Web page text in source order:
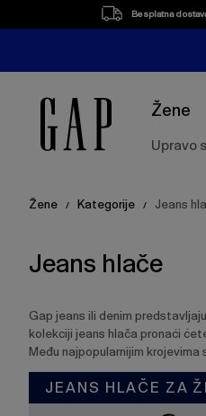
Besplatna
Žene
Upravo
Žene / Kategorije / Jeans
Jeans hlače
Gap jeans ili denim
kolekciji jeans hlača pronaći
Među najpopularnijim
JEANS HLAČE ZA